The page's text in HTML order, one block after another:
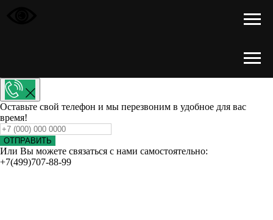
Оставьте свой телефон и мы перезвоним в удобное для вас
время!
ОТПРАВИТЬ
Или Вы можете связаться с нами самостоятельно:
+7(499)707-88-99